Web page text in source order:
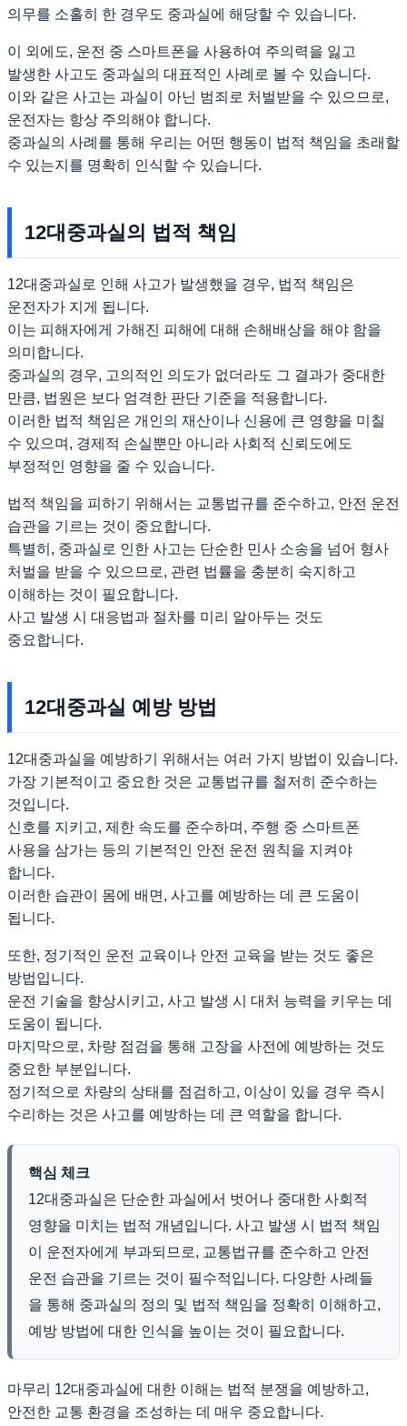
의무를 소홀히 한 경우도 중과실에 해당할 수 있습니다.
이 외에도, 운전 중 스마트폰을 사용하여 주의력을 잃고
발생한 사고도 중과실의 대표적인 사례로 볼 수 있습니다.
이와 같은 사고는 과실이 아닌 범죄로 처벌받을 수 있으므로,
운전자는 항상 주의해야 합니다.
중과실의 사례를 통해 우리는 어떤 행동이 법적 책임을 초래할
수 있는지를 명확히 인식할 수 있습니다.
12대중과실의 법적 책임
12대중과실로 인해 사고가 발생했을 경우, 법적 책임은
운전자가 지게 됩니다.
이는 피해자에게 가해진 피해에 대해 손해배상을 해야 함을
의미합니다.
중과실의 경우, 고의적인 의도가 없더라도 그 결과가 중대한
만큼, 법원은 보다 엄격한 판단 기준을 적용합니다.
이러한 법적 책임은 개인의 재산이나 신용에 큰 영향을 미칠
수 있으며, 경제적 손실뿐만 아니라 사회적 신뢰도에도
부정적인 영향을 줄 수 있습니다.
법적 책임을 피하기 위해서는 교통법규를 준수하고, 안전 운전
습관을 기르는 것이 중요합니다.
특별히, 중과실로 인한 사고는 단순한 민사 소송을 넘어 형사
처벌을 받을 수 있으므로, 관련 법률을 충분히 숙지하고
이해하는 것이 필요합니다.
사고 발생 시 대응법과 절차를 미리 알아두는 것도
중요합니다.
12대중과실 예방 방법
12대중과실을 예방하기 위해서는 여러 가지 방법이 있습니다.
가장 기본적이고 중요한 것은 교통법규를 철저히 준수하는
것입니다.
신호를 지키고, 제한 속도를 준수하며, 주행 중 스마트폰
사용을 삼가는 등의 기본적인 안전 운전 원칙을 지켜야
합니다.
이러한 습관이 몸에 배면, 사고를 예방하는 데 큰 도움이
됩니다.
또한, 정기적인 운전 교육이나 안전 교육을 받는 것도 좋은
방법입니다.
운전 기술을 향상시키고, 사고 발생 시 대처 능력을 키우는 데
도움이 됩니다.
마지막으로, 차량 점검을 통해 고장을 사전에 예방하는 것도
중요한 부분입니다.
정기적으로 차량의 상태를 점검하고, 이상이 있을 경우 즉시
수리하는 것은 사고를 예방하는 데 큰 역할을 합니다.
핵심 체크
12대중과실은 단순한 과실에서 벗어나 중대한 사회적
영향을 미치는 법적 개념입니다. 사고 발생 시 법적 책임
이 운전자에게 부과되므로, 교통법규를 준수하고 안전
운전 습관을 기르는 것이 필수적입니다. 다양한 사례들
을 통해 중과실의 정의 및 법적 책임을 정확히 이해하고,
예방 방법에 대한 인식을 높이는 것이 필요합니다.
마무리 12대중과실에 대한 이해는 법적 분쟁을 예방하고,
안전한 교통 환경을 조성하는 데 매우 중요합니다.